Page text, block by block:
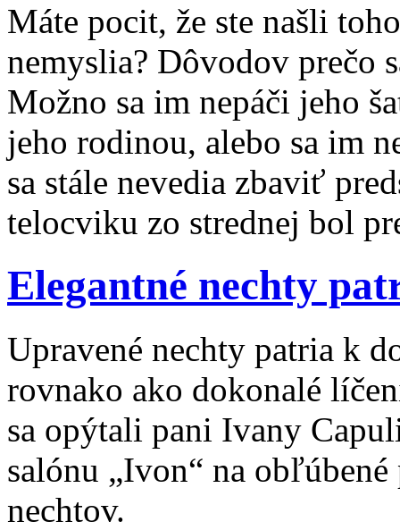
Máte pocit, že ste našli
nemyslia? Dôvodov prečo
Možno sa im nepáči jeho
jeho rodinou, alebo sa im
sa stále nevedia zbaviť
telocviku zo strednej bol
Elegantné nechty
Upravené nechty patria k
rovnako ako dokonalé
sa opýtali pani Ivany
salónu „Ivon“ na
nechtov.